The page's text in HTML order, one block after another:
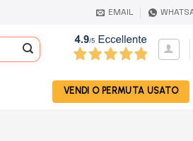
EMAIL
VENDI O PERMUTA USATO